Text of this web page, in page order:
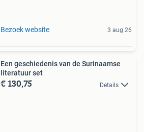
Bezoek website 3 aug 26
Een geschiedenis van de Surinaamse
literatuur set
€ 130,75 Details